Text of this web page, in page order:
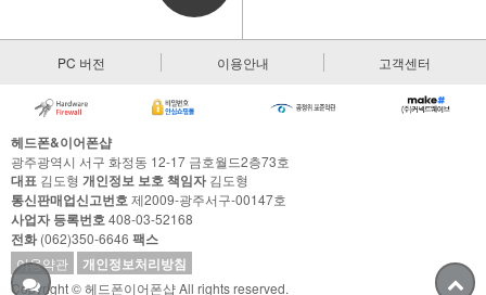
PC 버전 이용안내 고객센터
헤드폰&이어폰샵
광주광역시 서구 화정동 12-17 금호월드2층73호
대표 김도형 개인정보 보호 책임자김도형
통신판매업신고번호제2009-광주서구-00147호
사업자 등록번호408-03-52168
전화(062)350-6646 팩스
이용약관 개인정보처리방침
Copyright © 헤드폰이어폰샵 All rights reserved.